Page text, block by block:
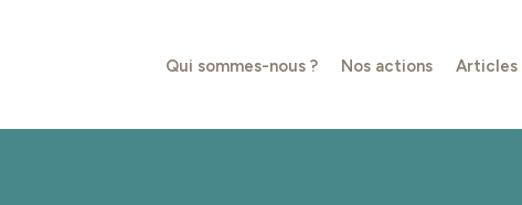
Qui sommes-nous ? Nos actions Articles